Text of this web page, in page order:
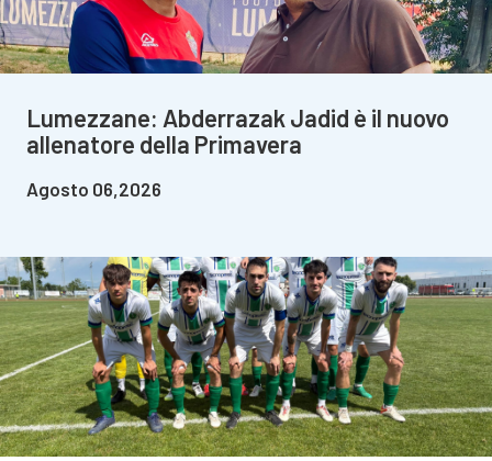
Lumezzane: Abderrazak Jadid è il nuovo
allenatore della Primavera
Agosto 06,2026